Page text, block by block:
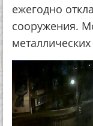
ежегодно
сооружения.